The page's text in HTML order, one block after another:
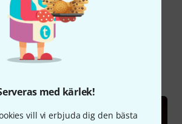
med kärlek!
vill vi erbjuda dig den bästa
Visste du?
Alla Onlineguide